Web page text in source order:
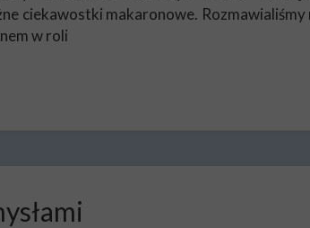
ciekawostki makaronowe. Rozmawialiśmy
w roli